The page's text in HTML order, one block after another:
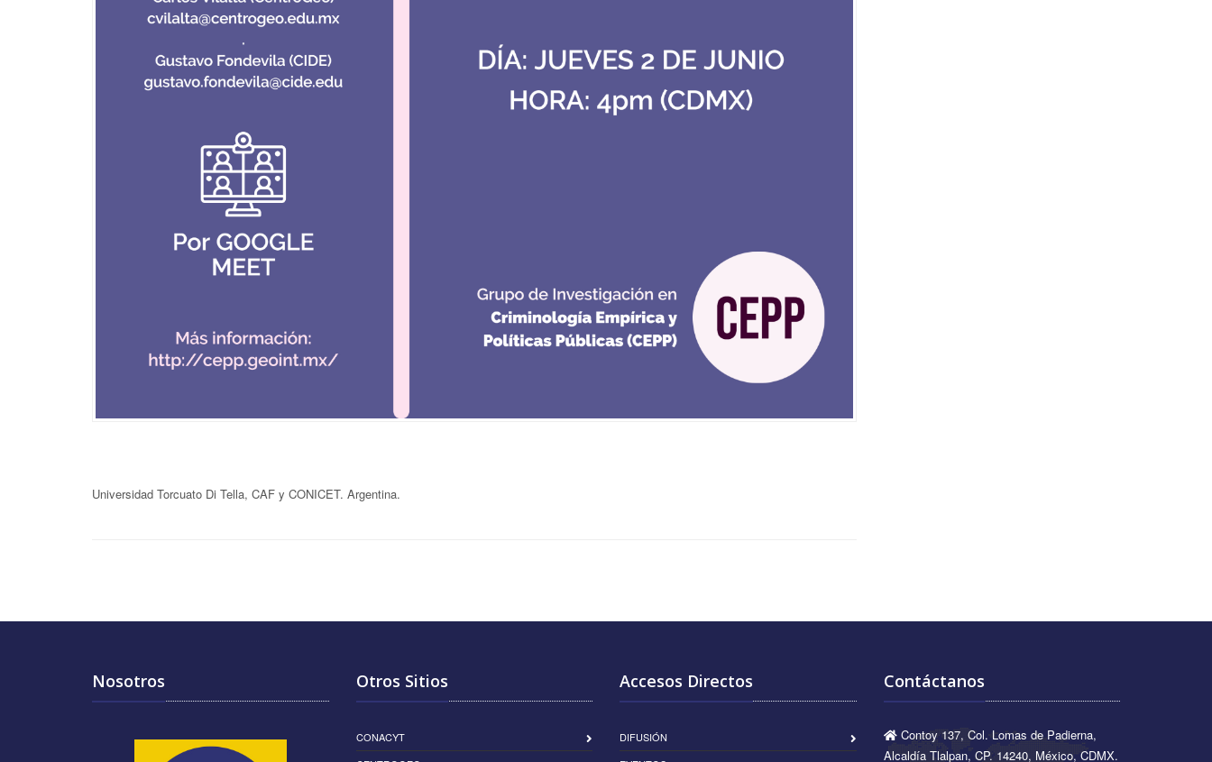
Universidad Torcuato Di Tella, CAF y CONICET. Argentina.
Nosotros Otros Sitios
CONACYT
Accesos Directos
DIFUSIÓN
Contáctanos
Contoy 137, Col. Lomas de Padierna,
Alcaldía Tlalpan, CP. 14240, México, CDMX.